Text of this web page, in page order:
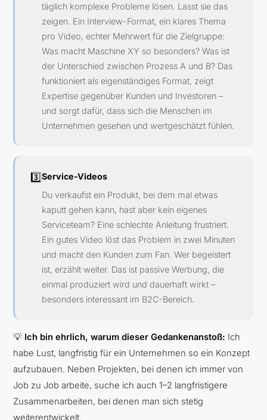
täglich komplexe Probleme lösen. Lasst sie das
zeigen. Ein Interview-Format, ein klares Thema
pro Video, echter Mehrwert für die Zielgruppe:
Was macht Maschine XY so besonders? Was ist
der Unterschied zwischen Prozess A und B? Das
funktioniert als eigenständiges Format, zeigt
Expertise gegenüber Kunden und Investoren –
und sorgt dafür, dass sich die Menschen im
Unternehmen gesehen und wertgeschätzt fühlen.
3️⃣Service-Videos
Du verkaufst ein Produkt, bei dem mal etwas
kaputt gehen kann, hast aber kein eigenes
Serviceteam? Eine schlechte Anleitung frustriert.
Ein gutes Video löst das Problem in zwei Minuten
und macht den Kunden zum Fan. Wer begeistert
ist, erzählt weiter. Das ist passive Werbung, die
einmal produziert wird und dauerhaft wirkt –
besonders interessant im B2C-Bereich.
💡 Ich bin ehrlich, warum dieser Gedankenanstoß: Ich
habe Lust, langfristig für ein Unternehmen so ein Konzept
aufzubauen. Neben Projekten, bei denen ich immer von
Job zu Job arbeite, suche ich auch 1–2 langfristigere
Zusammenarbeiten, bei denen man sich stetig
weiterentwickelt.